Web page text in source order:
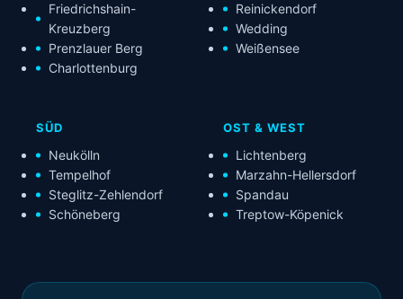
Friedrichshain-
Kreuzberg
Prenzlauer Berg
Charlottenburg
Reinickendorf
Wedding
Weißensee
SÜD
Neukölln
Tempelhof
Steglitz-Zehlendorf
Schöneberg
OST & WEST
Lichtenberg
Marzahn-Hellersdorf
Spandau
Treptow-Köpenick